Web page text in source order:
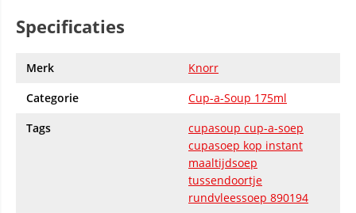
Specificaties
Merk
Knorr
Categorie
Cup-a-Soup 175ml
Tags
cupasoup cup-a-soep
cupasoep kop instant
maaltijdsoep
tussendoortje
rundvleessoep 890194